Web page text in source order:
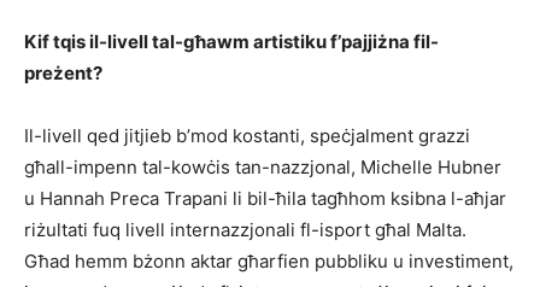
Kif tqis il-livell tal-għawm artistiku f’pajjiżna fil-
preżent?
Il-livell qed jitjieb b’mod kostanti, speċjalment grazzi
għall-impenn tal-kowċis tan-nazzjonal, Michelle Hubner
u Hannah Preca Trapani li bil-ħila tagħhom ksibna l-aħjar
riżultati fuq livell internazzjonali fl-isport għal Malta.
Għad hemm bżonn aktar għarfien pubbliku u investiment,